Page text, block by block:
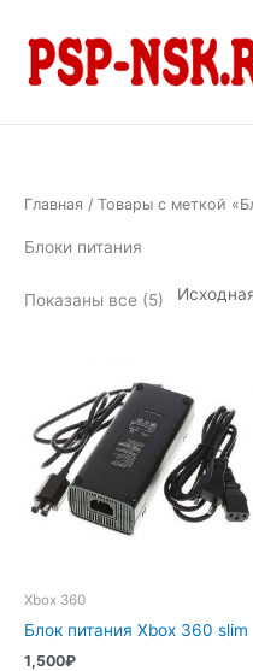
содержимому
Главная / Товары с меткой
Блоки питания
Показаны все (5)
Xbox 360
Блок питания Xbox 360 slim
1,500₽